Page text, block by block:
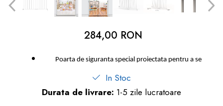
dopuri de urechi
284,00 RON
Poarta de siguranta special proiectata pentru a se
In Stoc
Durata de livrare: 1-5 zile lucratoare